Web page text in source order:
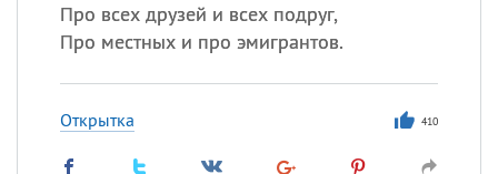
Про всех друзей и всех подруг,
Про местных и про эмигрантов.
Открытка 410